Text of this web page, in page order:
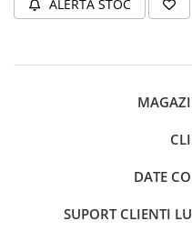
ALERTA STOC
DATE
SUPORT CLIENTI